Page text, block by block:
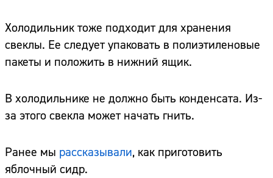
Холодильник тоже подходит для хранения
свеклы. Ее следует упаковать в полиэтиленовые
пакеты и положить в нижний ящик.
В холодильнике не должно быть конденсата. Из-
за этого свекла может начать гнить.
Ранее мы рассказывали, как приготовить
яблочный сидр.